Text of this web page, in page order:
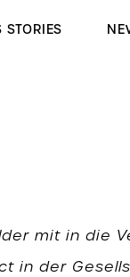
STORIES
eher in der
einschätzen.“
mit in die
in der